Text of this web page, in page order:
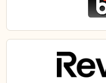
dedykowany
rabaty online na
(automatyczne
zabawki